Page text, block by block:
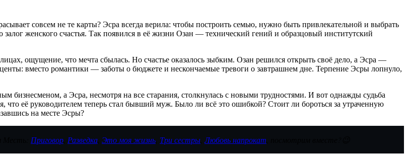
совсем не те карты? Эсра всегда верила: чтобы построить семью, нужно быть привлекательной и выбрать
женского счастья. Так появился в её жизни Озан — технический гений и образцовый институтский
ощущение, что мечта сбылась. Но счастье оказалось зыбким. Озан решился открыть своё дело, а Эсра —
вместо романтики — заботы о бюджете и нескончаемые тревоги о завтрашнем дне. Терпение Эсры лопнуло,
бизнесменом, а Эсра, несмотря на все старания, столкнулась с новыми трудностями. И вот однажды судьба
её руководителем теперь стал бывший муж. Было ли всё это ошибкой? Стоит ли бороться за утраченную
на месте Эсры?
Приговор Разведка Это моя жизнь Три сестры ,Любовь напрокат